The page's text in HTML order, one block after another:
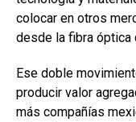
colocar en otros
desde la fibra óptica
Ese doble
producir valor
más compañías